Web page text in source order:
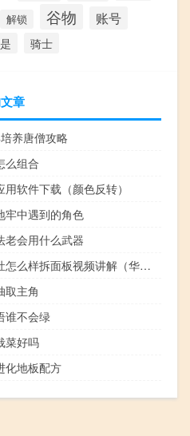
解锁 谷物 账号
骑士
章
养唐僧攻略
么组合
用软件下载（颜色反转）
牢中遇到的角色
老会用什么武器
华帝燃气灶怎么样拆面板视频讲解（华帝燃气灶怎么样）
取主角
谁不会绿
菜好吗
化地板配方